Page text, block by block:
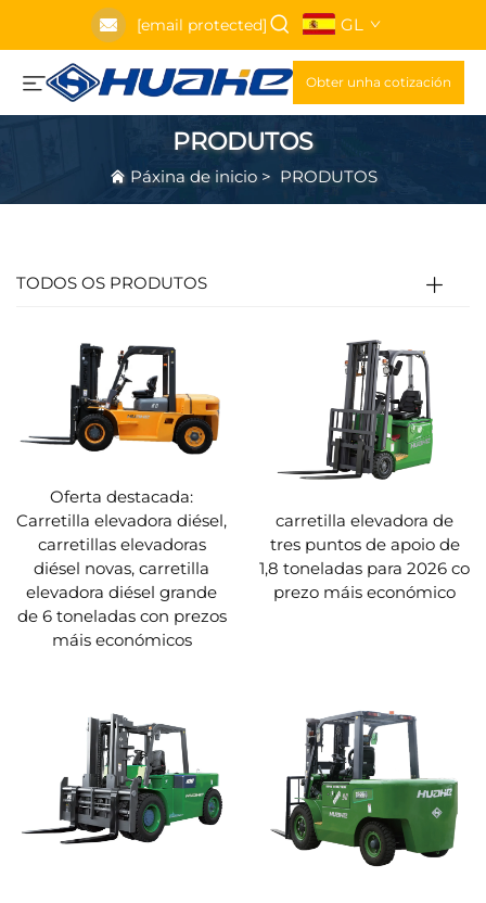
[email protected] GL
Obter unha cotización
PRODUTOS
Páxina de inicio> PRODUTOS
TODOS OS PRODUTOS
Oferta destacada:
Carretilla elevadora diésel,
carretillas elevadoras
diésel novas, carretilla
elevadora diésel grande
de 6 toneladas con prezos
máis económicos
carretilla elevadora de
tres puntos de apoio de
1,8 toneladas para 2026 co
prezo máis económico